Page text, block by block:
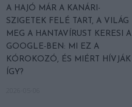
A HAJÓ MÁR A KANÁRI-
SZIGETEK FELÉ TART, A VILÁG
MEG A HANTAVÍRUST KERESI A
GOOGLE-BEN: MI EZ A
KÓROKOZÓ, ÉS MIÉRT HÍVJÁK
ÍGY?